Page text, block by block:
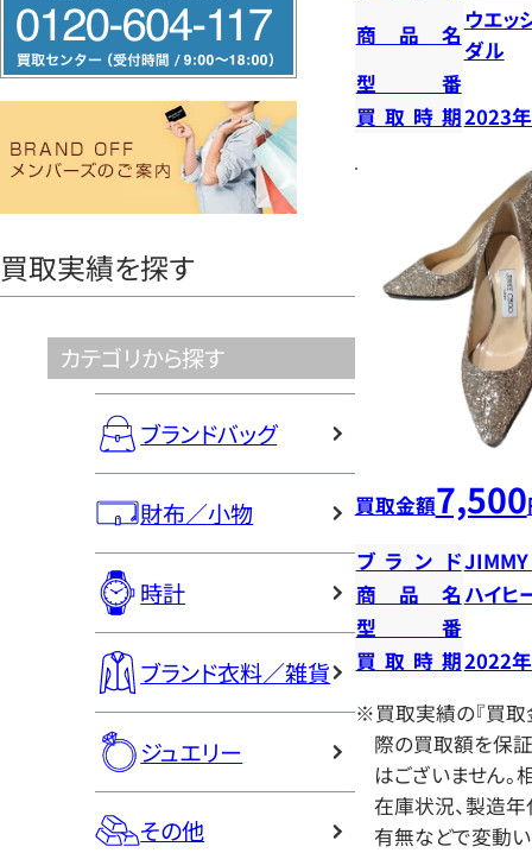
リ
ー
ヤ
買取実績を探す
カテゴリから探す
ブランドバッグ
財布／小物
時計
ブランド衣料／雑貨
ジュエリー
その他
商品名
ウエッ
ダル
型番
買取時期2023
買取金額7,500
ブランド
商品名 ハイヒ
型番
買取時期2022
※買取実績の『買取
際の買取額を保
はございません。
在庫状況、製造年
有無などで変動い